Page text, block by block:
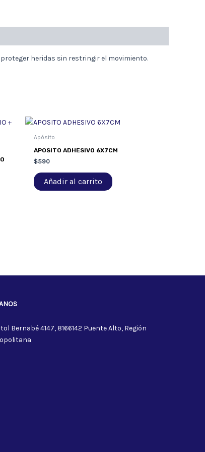
heridas sin restringir el movimiento.
Apósito
APOSITO ADHESIVO 6X7CM
$590
Añadir al carrito
Bernabé 4147, 8166142 Puente Alto, Región